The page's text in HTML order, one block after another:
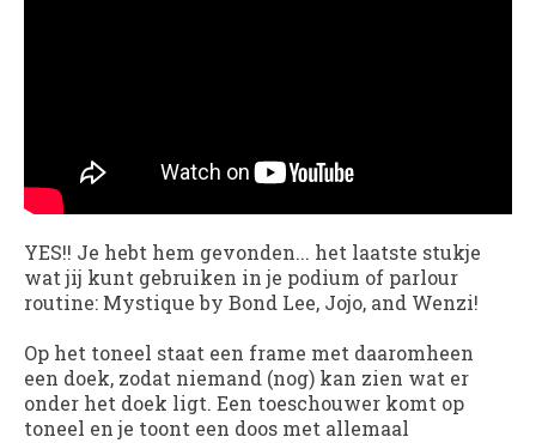
YES!! Je hebt hem gevonden... het laatste stukje
wat jij kunt gebruiken in je podium of parlour
routine: Mystique by Bond Lee, Jojo, and Wenzi!
Op het toneel staat een frame met daaromheen
een doek, zodat niemand (nog) kan zien wat er
onder het doek ligt. Een toeschouwer komt op
toneel en je toont een doos met allemaal